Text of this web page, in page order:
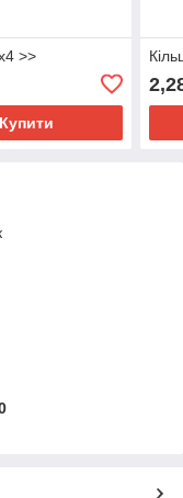
>>
Купити